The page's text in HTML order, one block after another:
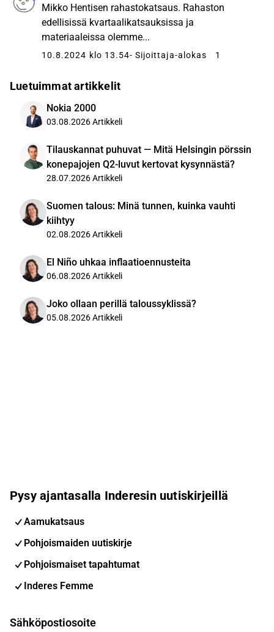
Mikko Hentisen rahastokatsaus. Rahaston
edellisissä kvartaalikatsauksissa ja
materiaaleissa olemme...
10.8.2024 klo 13.54- Sijoittaja-alokas 1
Luetuimmat artikkelit
Nokia 2000
03.08.2026Artikkeli
Tilauskannat puhuvat — Mitä Helsingin pörssin
konepajojen Q2-luvut kertovat kysynnästä?
28.07.2026Artikkeli
Suomen talous: Minä tunnen, kuinka vauhti
kiihtyy
02.08.2026Artikkeli
El Niño uhkaa inflaatioennusteita
06.08.2026Artikkeli
Joko ollaan perillä taloussyklissä?
05.08.2026Artikkeli
Pysy ajantasalla Inderesin uutiskirjeillä
Aamukatsaus
Pohjoismaiden uutiskirje
Pohjoismaiset tapahtumat
Inderes Femme
Sähköpostiosoite